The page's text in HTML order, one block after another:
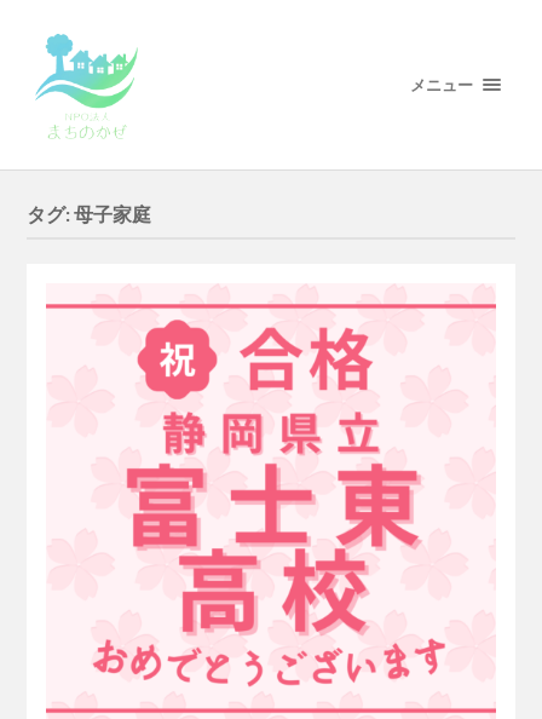
メニュー
タグ:母子家庭